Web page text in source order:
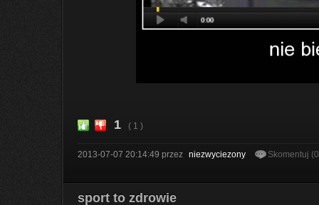
1 ( 1 )
2013-07-07 20:14:49 przez niezwyciezony Skomentuj
sport to zdrowie